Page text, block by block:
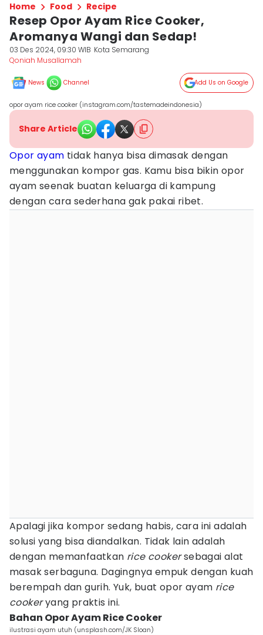
Home Food Recipe
Resep Opor Ayam Rice Cooker,
Aromanya Wangi dan Sedap!
03 Des 2024, 09:30 WIB Kota Semarang
Qoniah Musallamah
News Channel Add Us on Google
opor ayam rice cooker (instagram.com/tastemadeindonesia)
Share Article
Opor ayam tidak hanya bisa dimasak dengan
menggunakan kompor gas. Kamu bisa bikin opor
ayam seenak buatan keluarga di kampung
dengan cara sederhana gak pakai ribet.
Apalagi jika kompor sedang habis, cara ini adalah
solusi yang bisa diandalkan. Tidak lain adalah
dengan memanfaatkan rice cookersebagai alat
masak serbaguna. Dagingnya empuk dengan kuah
berempah dan gurih. Yuk, buat opor ayam rice
cookeryang praktis ini.
Bahan Opor Ayam Rice Cooker
ilustrasi ayam utuh (unsplash.com/JK Sloan)